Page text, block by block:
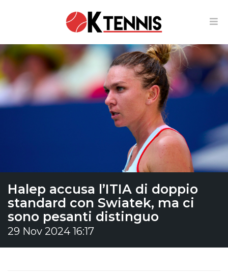
Halep accusa l’ITIA di doppio
standard con Swiatek, ma ci
sono pesanti distinguo
29 Nov 2024 16:17